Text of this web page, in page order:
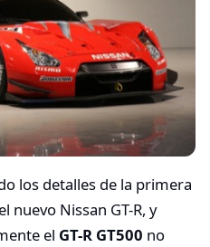
los detalles de la primera
nuevo Nissan GT-R, y
el GT-R GT500 no